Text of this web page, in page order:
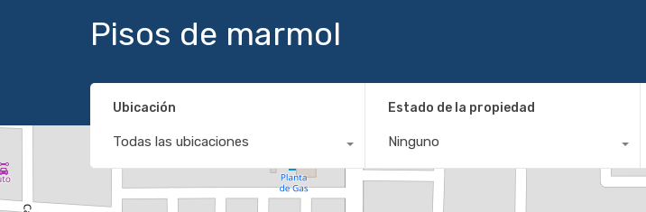
Pisos de marmol
Ubicación
Todas las ubicaciones
Estado de la propiedad
Ninguno